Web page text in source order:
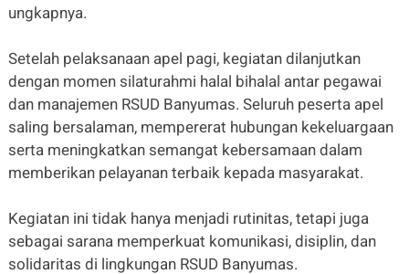
ungkapnya.
Setelah pelaksanaan apel pagi, kegiatan dilanjutkan
dengan momen silaturahmi halal bihalal antar pegawai
dan manajemen RSUD Banyumas. Seluruh peserta apel
saling bersalaman, mempererat hubungan kekeluargaan
serta meningkatkan semangat kebersamaan dalam
memberikan pelayanan terbaik kepada masyarakat.
Kegiatan ini tidak hanya menjadi rutinitas, tetapi juga
sebagai sarana memperkuat komunikasi, disiplin, dan
solidaritas di lingkungan RSUD Banyumas.